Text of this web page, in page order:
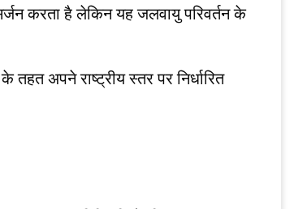
करता है लेकिन यह जलवायु परिवर्तन के
अपने राष्ट्रीय स्तर पर निर्धारित